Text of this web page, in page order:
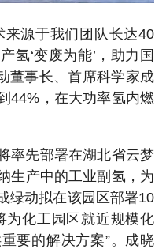
来源于我们团队长达40
氢‘变废为能’，助力国
董事长、首席科学家成
44%，在大功率氢内燃
率先部署在湖北省云梦
生产中的工业副氢，为
绿动拟在该园区部署10
为化工园区就近规模化
要的解决方案”。成晓